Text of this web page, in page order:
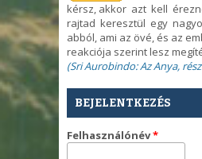
kérsz, akkor azt kell
rajtad keresztül egy
abból, ami az övé, és az
reakciója szerint lesz
(Sri Aurobindo: Az Anya,
BEJELENTKEZÉS
Felhasználónév*